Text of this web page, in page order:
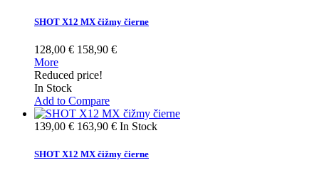
SHOT X12 MX čižmy čierne
128,00 € 158,90 €
More
Reduced price!
In Stock
Add to Compare
139,00 € 163,90 € In Stock
SHOT X12 MX čižmy čierne